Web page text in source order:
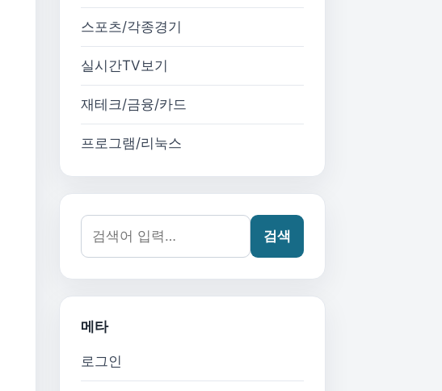
스포츠/각종경기
실시간TV보기
재테크/금융/카드
프로그램/리눅스
검색어:
검색
메타
로그인